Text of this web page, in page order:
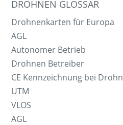
DROHNEN GLOSSAR
Drohnenkarten für Europa
AGL
Autonomer Betrieb
Drohnen Betreiber
CE Kennzeichnung bei
UTM
VLOS
AGL